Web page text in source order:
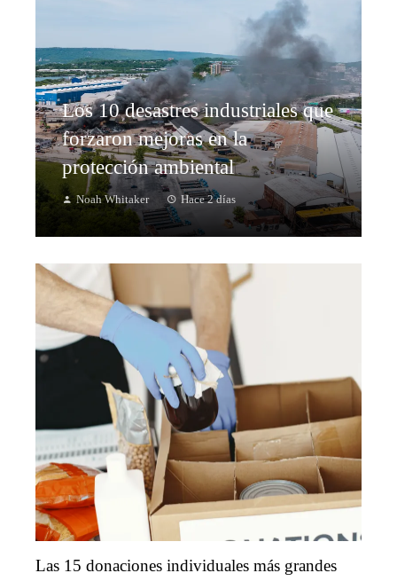
Los 10 desastres industriales que
forzaron mejoras en la
protección ambiental
Noah Whitaker Hace 2 días
Las 15 donaciones individuales más grandes